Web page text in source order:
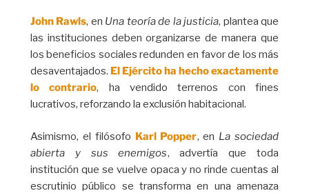
John Rawls, en Una teoría de la justicia, plantea que
las instituciones deben organizarse de manera que
los beneficios sociales redunden en favor de los más
desaventajados. El Ejército ha hecho exactamente
lo contrario, ha vendido terrenos con fines
lucrativos, reforzando la exclusión habitacional.
Asimismo, el filósofo Karl Popper, en La sociedad
abierta y sus enemigos, advertía que toda
institución que se vuelve opaca y no rinde cuentas al
escrutinio público se transforma en una amenaza